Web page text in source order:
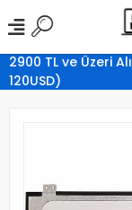
2900 TL ve Üzeri
120USD)